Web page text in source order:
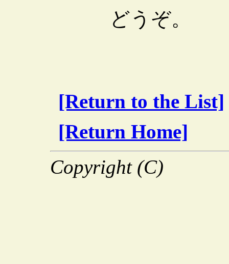
どうぞ。
[Return to the List]
[Return Home]
Copyright (C)